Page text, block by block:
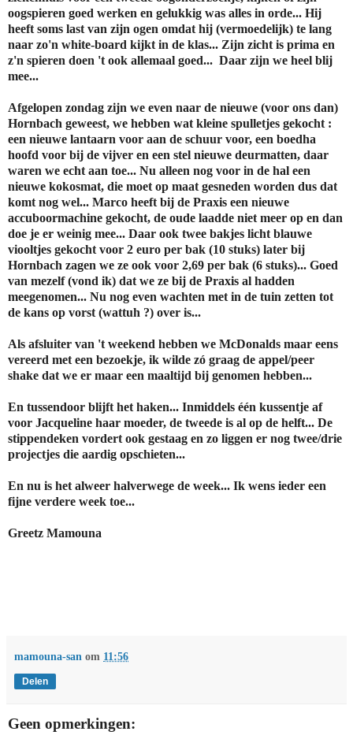
oogspieren goed werken en gelukkig was alles in orde... Hij
heeft soms last van zijn ogen omdat hij (vermoedelijk) te lang
naar zo'n white-board kijkt in de klas... Zijn zicht is prima en
z'n spieren doen 't ook allemaal goed... Daar zijn we heel blij
mee...
Afgelopen zondag zijn we even naar de nieuwe (voor ons dan)
Hornbach geweest, we hebben wat kleine spulletjes gekocht :
een nieuwe lantaarn voor aan de schuur voor, een boedha
hoofd voor bij de vijver en een stel nieuwe deurmatten, daar
waren we echt aan toe... Nu alleen nog voor in de hal een
nieuwe kokosmat, die moet op maat gesneden worden dus dat
komt nog wel... Marco heeft bij de Praxis een nieuwe
accuboormachine gekocht, de oude laadde niet meer op en dan
doe je er weinig mee... Daar ook twee bakjes licht blauwe
viooltjes gekocht voor 2 euro per bak (10 stuks) later bij
Hornbach zagen we ze ook voor 2,69 per bak (6 stuks)... Goed
van mezelf (vond ik) dat we ze bij de Praxis al hadden
meegenomen... Nu nog even wachten met in de tuin zetten tot
de kans op vorst (wattuh ?) over is...
Als afsluiter van 't weekend hebben we McDonalds maar eens
vereerd met een bezoekje, ik wilde zó graag de appel/peer
shake dat we er maar een maaltijd bij genomen hebben...
En tussendoor blijft het haken... Inmiddels één kussentje af
voor Jacqueline haar moeder, de tweede is al op de helft... De
stippendeken vordert ook gestaag en zo liggen er nog twee/drie
projectjes die aardig opschieten...
En nu is het alweer halverwege de week... Ik wens ieder een
fijne verdere week toe...
Greetz Mamouna
mamouna-san om 11:56
Delen
Geen opmerkingen: